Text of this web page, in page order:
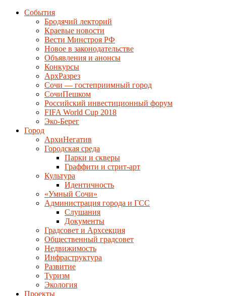
События
Бродячий лекторий
Краевые новости
Вести Минстроя РФ
Новое в законодательстве
Объявления и анонсы
Конкурсы
АрхРазрез
Сочи — гостеприимный город
СочиПешком
Российский инвестиционный форум
FIFA World Cup 2018
Эко-Берег
Город
АрхиНегатив
Городская среда
Парки и скверы
Граффити и стрит-арт
Культура
Идентичность
«Умный Сочи»
Администрация города и ГСС
Слушания
Документы
Градсовет и Архсекция
Общественный градсовет
Недвижимость
Инфраструктура
Развитие
Туризм
Экология
Проекты